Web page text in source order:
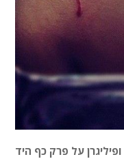
ופיליגרן על פרק כף היד